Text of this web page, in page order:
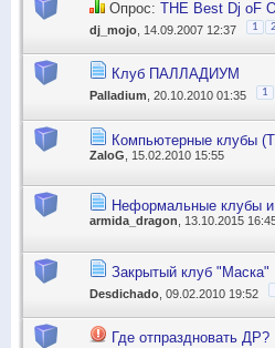
Опрос: THE Best Dj oF
dj_mojo , 14.09.2007 12:37 1 2
Клуб ПАЛЛАДИУМ
Palladium , 20.10.2010 01:35 1
Компьютерные клубы
ZaloG , 15.02.2010 15:55
Неформальные клубы
armida_dragon , 13.10.2015
Закрытый клуб "Маска"
Desdichado , 09.02.2010 19:52
Где отпраздновать ДР?